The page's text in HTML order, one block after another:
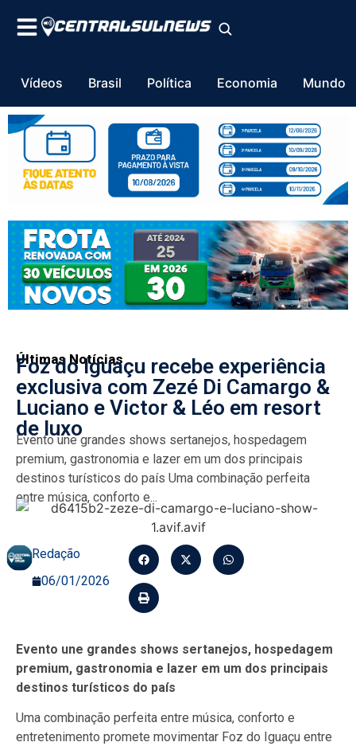
Vídeos Brasil Política Economia Mundo
Últimas Notícias
Foz do Iguaçu recebe experiência
exclusiva com Zezé Di Camargo &
Luciano e Victor & Léo em resort
de luxo
Evento une grandes shows sertanejos, hospedagem
premium, gastronomia e lazer em um dos principais
destinos turísticos do país Uma combinação perfeita
entre música, conforto e...
Redação
06/01/2026
Evento une grandes shows sertanejos, hospedagem
premium, gastronomia e lazer em um dos principais
destinos turísticos do país
Uma combinação perfeita entre música, conforto e
entretenimento promete movimentar Foz do Iguaçu entre